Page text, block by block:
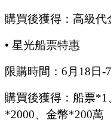
購買後獲得：高級代
• 星光船票特惠
限購時間： 6月 18 日-7
購買後獲得：船票*1
*2000、金幣*200萬